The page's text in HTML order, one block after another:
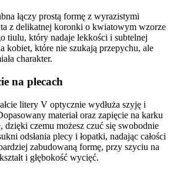
łączy prostą formę z wyrazistymi
z delikatnej koronki o kwiatowym wzorze
tiulu, który nadaje lekkości i subtelnej
kobiet, które nie szukają przepychu, ale
charakter.
na plecach
litery V optycznie wydłuża szyję i
materiał oraz zapięcie na karku
dzięki czemu możesz czuć się swobodnie
odsłania plecy i łopatki, nadając całości
zabudowaną formę, przy szyciu na
i głębokość wycięć.